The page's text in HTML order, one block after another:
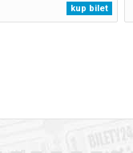
kup bilet